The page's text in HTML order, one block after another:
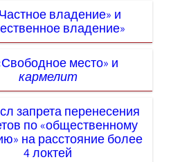
владение» и
владение»
место» и
кармелит
запрета перенесения
по «общественному
на расстояние более
4 локтей